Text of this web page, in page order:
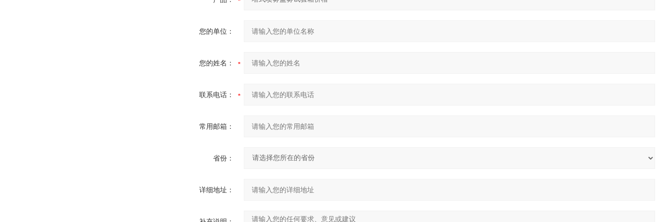
您的单位：
您的姓名：
联系电话：
常用邮箱：
省份：
详细地址：